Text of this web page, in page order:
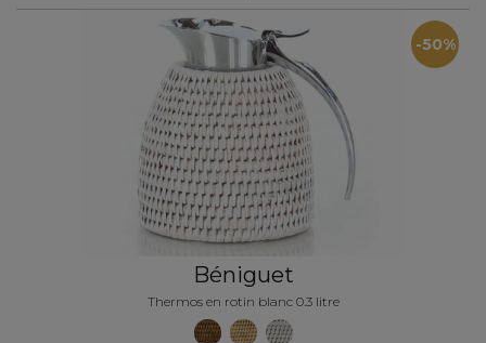
-50%
Béniguet
Thermos en rotin blanc 0.3 litre